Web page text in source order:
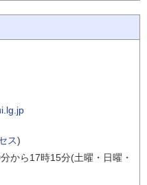
ス)
から17時15分(土曜・日曜・